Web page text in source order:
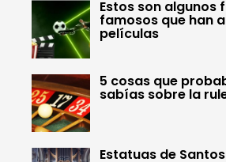
Estos son algunos
famosos que han
películas
5 cosas que
sabías sobre la
Estatuas de